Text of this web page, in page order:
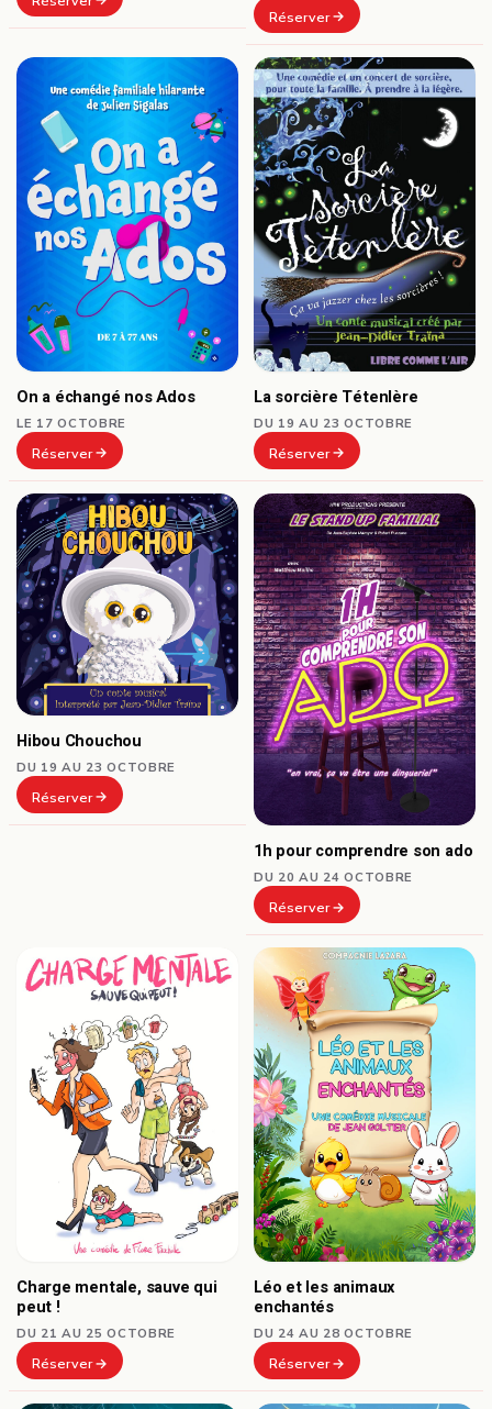
Réserver
On a échangé nos Ados
LE 17 OCTOBRE
Réserver
La sorcière Tétenlère
DU 19 AU 23 OCTOBRE
Réserver
Hibou Chouchou
DU 19 AU 23 OCTOBRE
Réserver
1h pour comprendre son ado
DU 20 AU 24 OCTOBRE
Réserver
Charge mentale, sauve qui
peut !
DU 21 AU 25 OCTOBRE
Réserver
Léo et les animaux
enchantés
DU 24 AU 28 OCTOBRE
Réserver